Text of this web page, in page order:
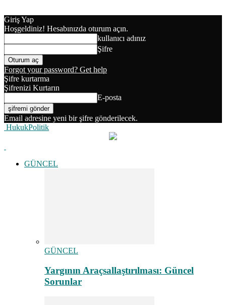
Giriş Yap
Hoşgeldiniz! Hesabınızda oturum açın.
kullanıcı adınız
Şifre
Forgot your password? Get help
Şifre kurtarma
Şifrenizi Kurtarın
E-posta
Email adresine yeni bir şifre gönderilecek.
HukukPolitik
GÜNCEL
GÜNCEL
Yargının Araçsallaştırılması: Güncel
Sorunlar